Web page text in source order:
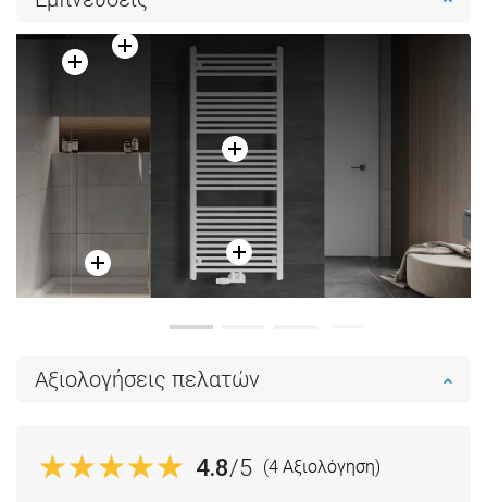
Αξιολογήσεις πελατών
4.8/5 (4 Αξιολόγηση)